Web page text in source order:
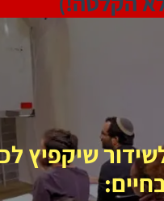
שיקפיץ